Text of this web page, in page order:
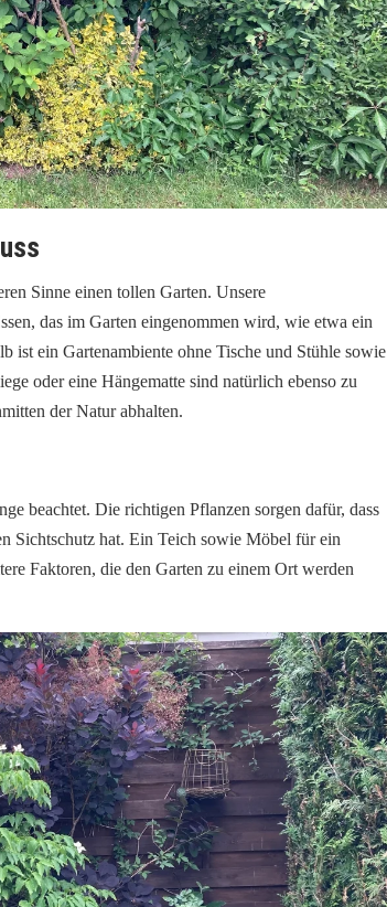
Sinne einen tollen Garten. Unsere
das im Garten eingenommen wird, wie etwa ein
ist ein Gartenambiente ohne Tische und Stühle sowie
oder eine Hängematte sind natürlich ebenso zu
der Natur abhalten.
beachtet. Die richtigen Pflanzen sorgen dafür, dass
Sichtschutz hat. Ein Teich sowie Möbel für ein
Faktoren, die den Garten zu einem Ort werden